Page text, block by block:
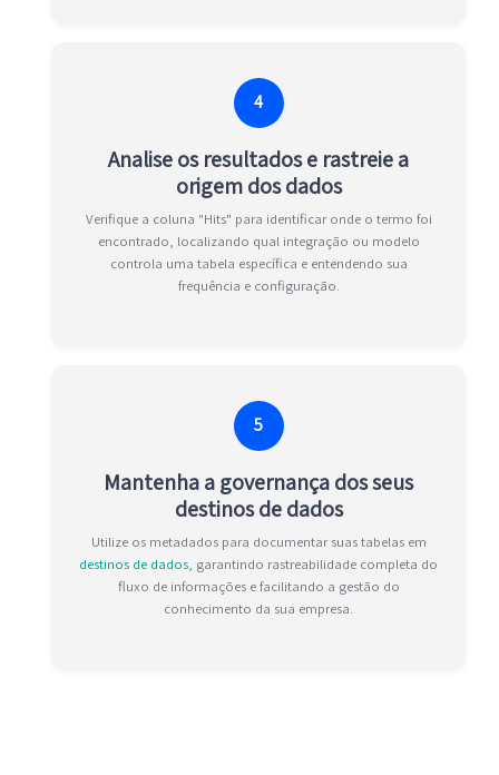
4
Analise os resultados e rastreie a
origem dos dados
Verifique a coluna "Hits" para identificar onde o termo foi
encontrado, localizando qual integração ou modelo
controla uma tabela específica e entendendo sua
frequência e configuração.
5
Mantenha a governança dos seus
destinos de dados
Utilize os metadados para documentar suas tabelas em
destinos de dados, garantindo rastreabilidade completa do
fluxo de informações e facilitando a gestão do
conhecimento da sua empresa.